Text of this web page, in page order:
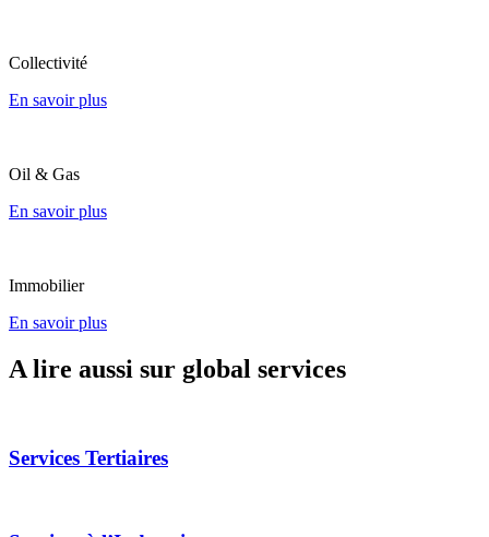
Collectivité
En savoir plus
Oil & Gas
En savoir plus
Immobilier
En savoir plus
A lire aussi sur global services
Services Tertiaires